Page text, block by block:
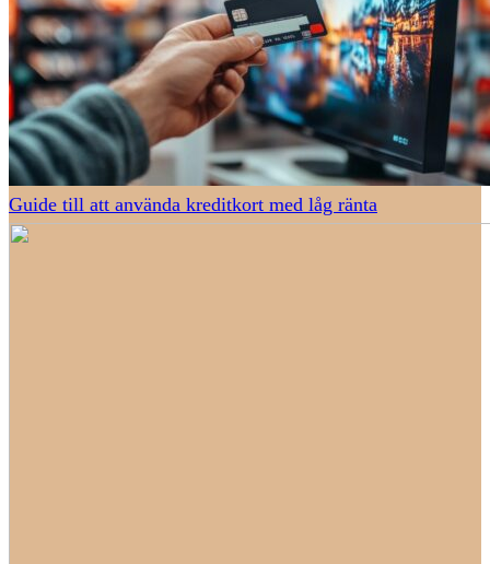
Guide till att använda kreditkort med låg ränta